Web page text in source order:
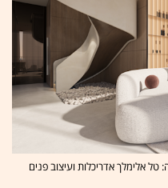
אלימלך אדריכלות ועיצוב פנים